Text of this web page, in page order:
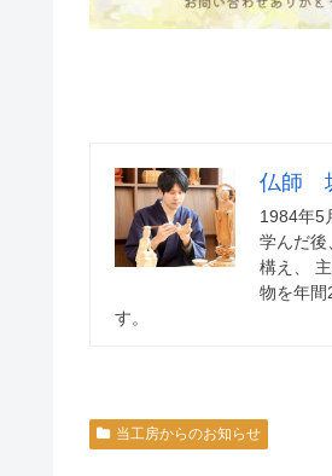
仏師
1984年5
学んだ後
構え、
物を年間
す。
当工房からのお知らせ